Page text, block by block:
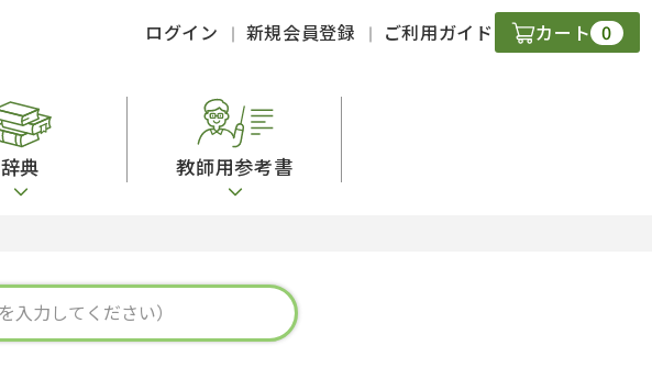
ログイン 新規会員登録 ご利用ガイド カート 0
文法
作文
図表
辞典
中国語辞典
ロシア語辞典
教師用参考書
文章・談話・表現
言語学